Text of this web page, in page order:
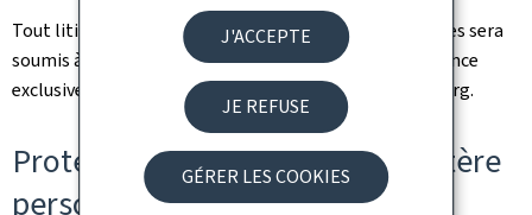
J'ACCEPTE
JE REFUSE
GÉRER LES COOKIES
Tout litige relatif à l'utilisation de ce site et ses Services sera
soumis à la loi luxembourgeoise et sera de la compétence
exclusive des juridictions du Grand-Duché de Luxembourg.
Protection des données à caractère
personnel